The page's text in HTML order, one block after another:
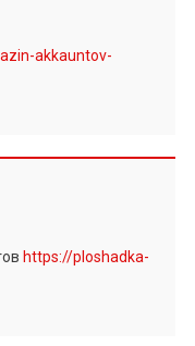
akkauntov-
https://ploshadka-